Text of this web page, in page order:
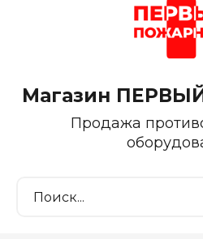
Магазин
Продажа